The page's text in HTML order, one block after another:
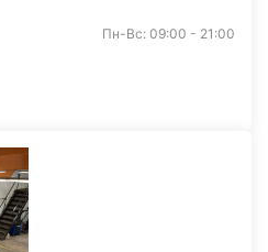
Пн-Вс: 09:00 - 21:00